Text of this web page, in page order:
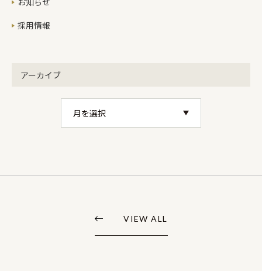
採用情報
アーカイブ
VIEW ALL